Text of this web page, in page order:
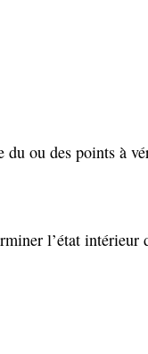
du ou des points à
l’état